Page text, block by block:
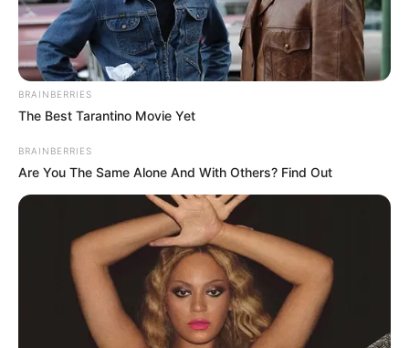
BRAINBERRIES
The Best Tarantino Movie Yet
BRAINBERRIES
Are You The Same Alone And With Others? Find Out